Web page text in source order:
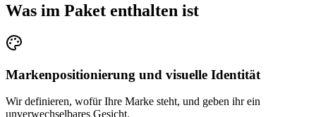
Was im Paket enthalten ist
Markenpositionierung und visuelle Identität
Wir definieren, wofür Ihre Marke steht, und geben ihr ein
unverwechselbares Gesicht.